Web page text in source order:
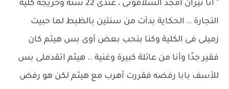
" أنا نيران أمجد السلامونى ، عندى 22 سنة وخريجة كلية
التجارة .. الحكاية بدأت من سنتين بالظبط لما حبيت
زميلى فى الكلية وكنا بنحب بعض أوى بس هيثم كان
فقير جدًا وأنا من عائلة كبيرة وغنية .. هيثم اتقدملى بس
للأسف بابا رفضه فقررت أهرب مع هيثم لكن هو رفض